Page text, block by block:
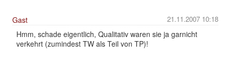
21.11.2007 10:18
Gast
Hmm, schade eigentlich, Qualitativ waren sie ja garnicht
verkehrt (zumindest TW als Teil von TP)!